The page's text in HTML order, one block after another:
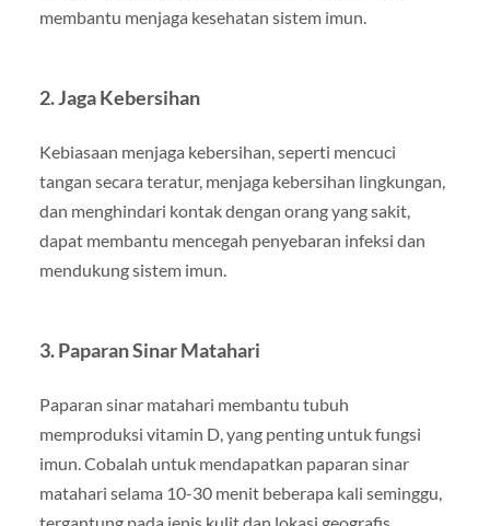
membantu menjaga kesehatan sistem imun.
2. Jaga Kebersihan
Kebiasaan menjaga kebersihan, seperti mencuci
tangan secara teratur, menjaga kebersihan lingkungan,
dan menghindari kontak dengan orang yang sakit,
dapat membantu mencegah penyebaran infeksi dan
mendukung sistem imun.
3. Paparan Sinar Matahari
Paparan sinar matahari membantu tubuh
memproduksi vitamin D, yang penting untuk fungsi
imun. Cobalah untuk mendapatkan paparan sinar
matahari selama 10-30 menit beberapa kali seminggu,